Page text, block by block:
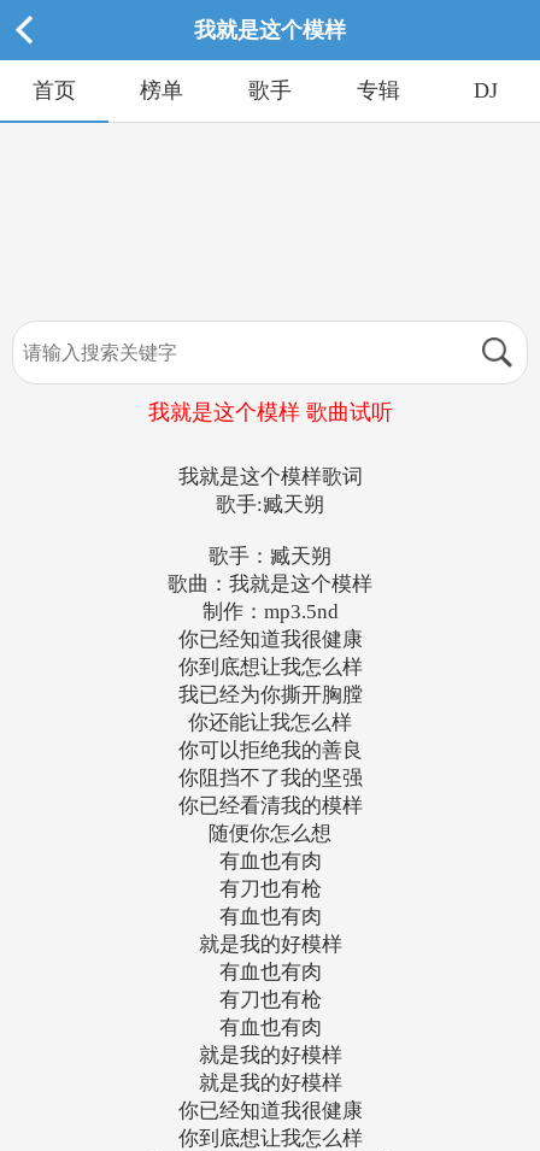
我就是这个模样
首页 榜单 歌手 专辑 DJ
我就是这个模样 歌曲试听
我就是这个模样歌词
歌手:臧天朔
歌手：臧天朔
歌曲：我就是这个模样
制作：mp3.5nd
你已经知道我很健康
你到底想让我怎么样
我已经为你撕开胸膛
你还能让我怎么样
你可以拒绝我的善良
你阻挡不了我的坚强
你已经看清我的模样
随便你怎么想
有血也有肉
有刀也有枪
有血也有肉
就是我的好模样
有血也有肉
有刀也有枪
有血也有肉
就是我的好模样
就是我的好模样
你已经知道我很健康
你到底想让我怎么样